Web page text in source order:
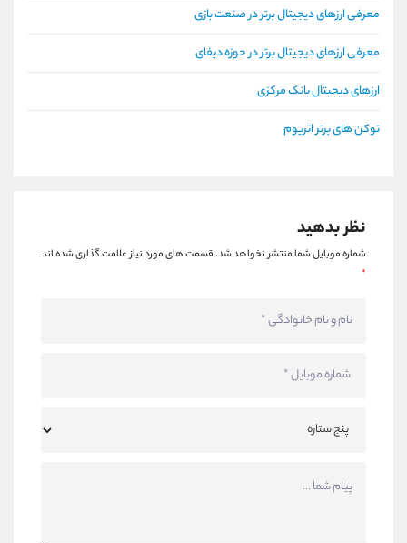
معرفی ارزهای دیجیتال برتر در صنعت بازی
معرفی ارزهای دیجیتال برتر در حوزه دیفای
ارزهای دیجیتال بانک مرکزی
توکن های برتر اتریوم
نظر بدهید
شماره موبایل شما منتشر نخواهد شد.قسمت های مورد نیاز علامت گذاری شده اند
*